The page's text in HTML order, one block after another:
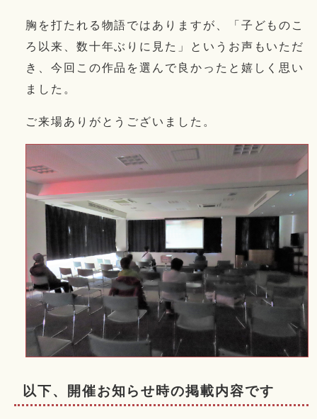
胸を打たれる物語ではありますが、「子どものこ
ろ以来、数十年ぶりに見た」というお声もいただ
き、今回この作品を選んで良かったと嬉しく思い
ました。
ご来場ありがとうございました。
以下、開催お知らせ時の掲載内容です